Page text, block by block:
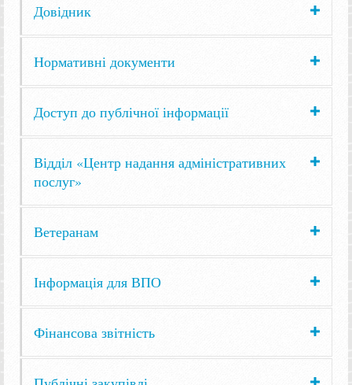
Довідник
Нормативні документи
Доступ до публічної інформації
Відділ «Центр надання адміністративних
послуг»
Ветеранам
Інформація для ВПО
Фінансова звітність